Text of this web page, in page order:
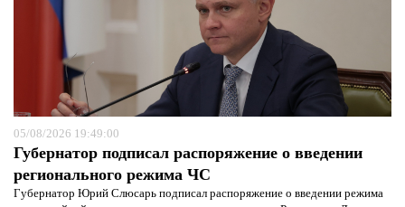
05/08/2026 19:49:00
Губернатор подписал распоряжение о введении
регионального режима ЧС
Губернатор Юрий Слюсарь подписал распоряжение о введении режима